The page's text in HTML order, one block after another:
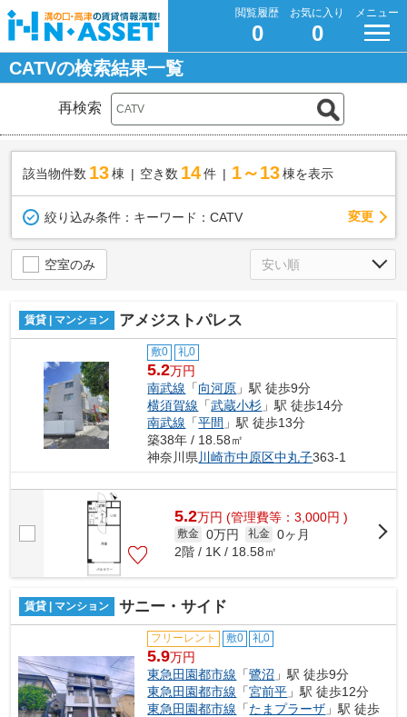
閲覧履歴
0
お気に入り
0
メニュー
CATVの検索結果一覧
再検索
該当物件数 13棟 空き数 14 件 1～13 棟を表示
絞り込み条件： キーワード：CATV 変更
空室のみ
賃貸 | マンション アメジストパレス
敷0 礼0
5.2万円
南武線 「向河原 」駅 徒歩9分
横須賀線 「武蔵小杉 」駅 徒歩14分
南武線 「平間 」駅 徒歩13分
築38年 / 18.58㎡
神奈川県 川崎市中原区中丸子363-1
5.2万円 (管理費等：3,000円 )
敷金 0万円 礼金 0ヶ月
2階 / 1K / 18.58㎡
賃貸 | マンション サニー・サイド
フリーレント 敷0 礼0
5.9万円
東急田園都市線 「鷺沼 」駅 徒歩9分
東急田園都市線 「宮前平 」駅 徒歩12分
東急田園都市線 「たまプラーザ 」駅 徒歩